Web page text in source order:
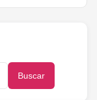
Buscar